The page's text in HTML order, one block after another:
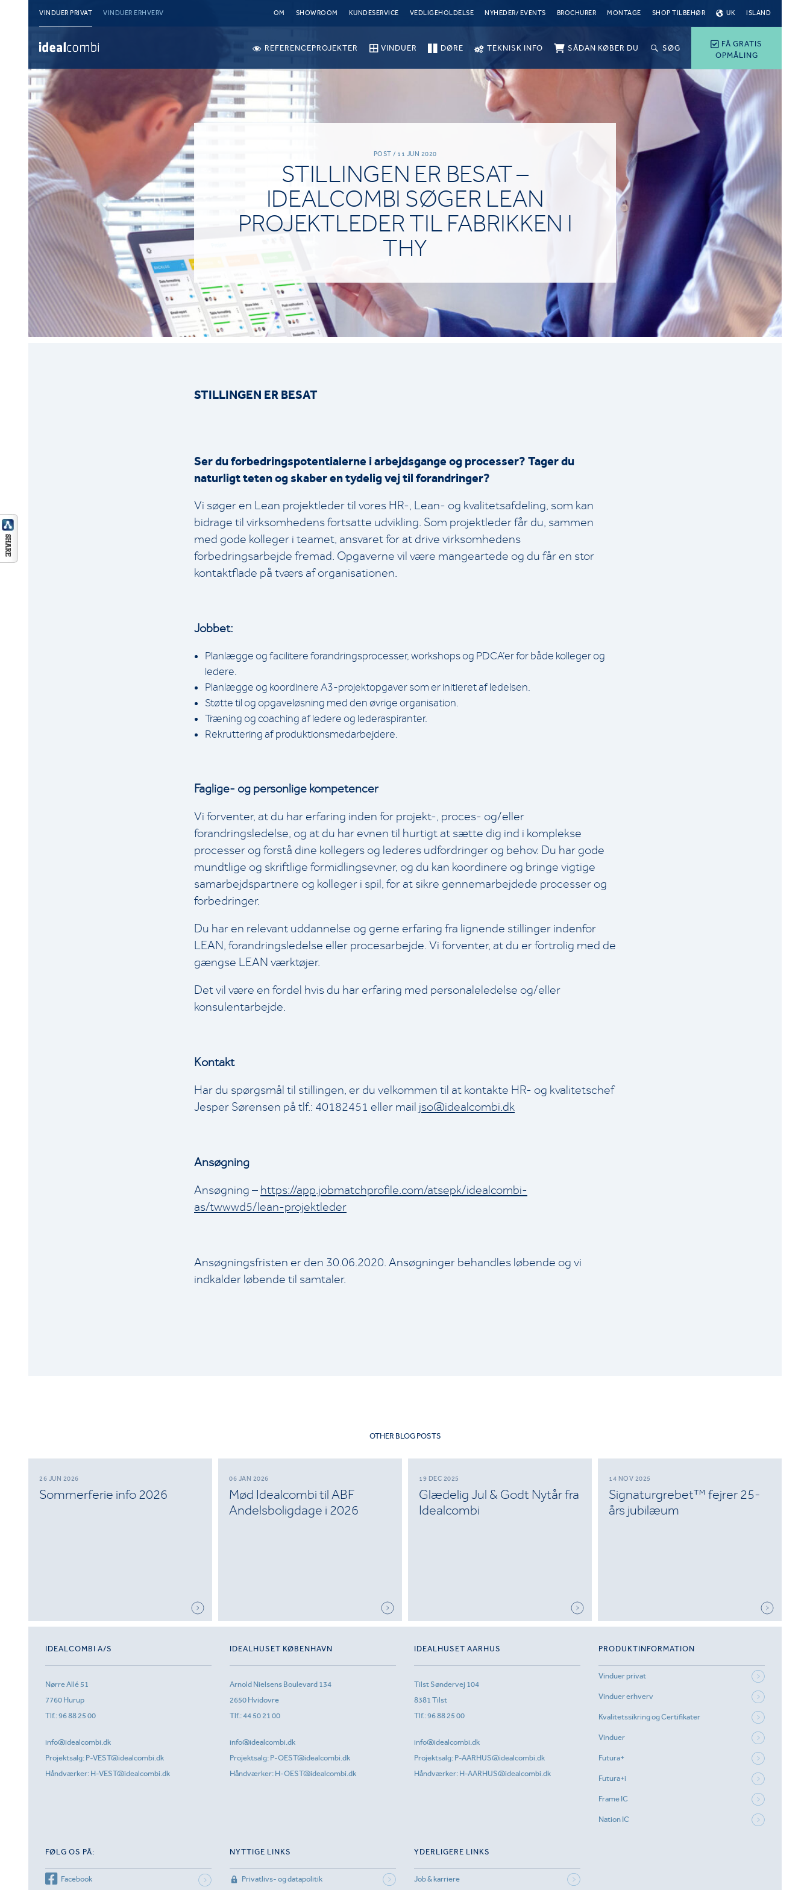
VINDUER PRIVAT VINDUER ERHVERV OM SHOWROOM KUNDESERVICE VEDLIGEHOLDELSE NYHEDER/ EVENTS BROCHURER MONTAGE SHOP TILBEHØR UK ISLAND
FÅ GRATIS
OPMÅLING
REFERENCEPROJEKTER VINDUER DØRE TEKNISK INFO SÅDAN KØBER DU SØG
POST / 11 JUN 2020
STILLINGEN ER BESAT –
IDEALCOMBI SØGER LEAN
PROJEKTLEDER TIL FABRIKKEN I
THY
STILLINGEN ER BESAT
Ser du forbedringspotentialerne i arbejdsgange og processer? Tager du
naturligt teten og skaber en tydelig vej til forandringer?
Vi søger en Lean projektleder til vores HR-, Lean- og kvalitetsafdeling, som kan
bidrage til virksomhedens fortsatte udvikling. Som projektleder får du, sammen
med gode kolleger i teamet, ansvaret for at drive virksomhedens
forbedringsarbejde fremad. Opgaverne vil være mangeartede og du får en stor
kontaktflade på tværs af organisationen.
Jobbet:
Planlægge og facilitere forandringsprocesser, workshops og PDCA’er for både kolleger og
ledere.
Planlægge og koordinere A3-projektopgaver som er initieret af ledelsen.
Støtte til og opgaveløsning med den øvrige organisation.
Træning og coaching af ledere og lederaspiranter.
Rekruttering af produktionsmedarbejdere.
Faglige- og personlige kompetencer
Vi forventer, at du har erfaring inden for projekt-, proces- og/eller
forandringsledelse, og at du har evnen til hurtigt at sætte dig ind i komplekse
processer og forstå dine kollegers og lederes udfordringer og behov. Du har gode
mundtlige og skriftlige formidlingsevner, og du kan koordinere og bringe vigtige
samarbejdspartnere og kolleger i spil, for at sikre gennemarbejdede processer og
forbedringer.
Du har en relevant uddannelse og gerne erfaring fra lignende stillinger indenfor
LEAN, forandringsledelse eller procesarbejde. Vi forventer, at du er fortrolig med de
gængse LEAN værktøjer.
Det vil være en fordel hvis du har erfaring med personaleledelse og/eller
konsulentarbejde.
Kontakt
Har du spørgsmål til stillingen, er du velkommen til at kontakte HR- og kvalitetschef
Jesper Sørensen på tlf.: 40182451 eller mail jso@idealcombi.dk
Ansøgning
Ansøgning – https://app.jobmatchprofile.com/atsepk/idealcombi-
as/twwwd5/lean-projektleder
Ansøgningsfristen er den 30.06.2020. Ansøgninger behandles løbende og vi
indkalder løbende til samtaler.
OTHER BLOG POSTS
26 JUN 2026
Sommerferie info 2026
06 JAN 2026
Mød Idealcombi til ABF
Andelsboligdage i 2026
19 DEC 2025
Glædelig Jul & Godt Nytår fra
Idealcombi
14 NOV 2025
Signaturgrebet™ fejrer 25-
års jubilæum
IDEALCOMBI A/S
Nørre Allé 51
7760 Hurup
Tlf.:96 88 25 00
info@idealcombi.dk
Projektsalg: P-VEST@idealcombi.dk
Håndværker: H-VEST@idealcombi.dk
IDEALHUSET KØBENHAVN
Arnold Nielsens Boulevard 134
2650 Hvidovre
Tlf.:44 50 21 00
info@idealcombi.dk
Projektsalg: P-OEST@idealcombi.dk
Håndværker: H-OEST@idealcombi.dk
IDEALHUSET AARHUS
Tilst Søndervej 104
8381 Tilst
Tlf.:96 88 25 00
info@idealcombi.dk
Projektsalg: P-AARHUS@idealcombi.dk
Håndværker: H-AARHUS@idealcombi.dk
PRODUKTINFORMATION
Vinduer privat
Vinduer erhverv
Kvalitetssikring og Certifikater
Vinduer
Futura+
Futura+i
Frame IC
Nation IC
FØLG OS PÅ:
Facebook
NYTTIGE LINKS
Privatlivs- og datapolitik
YDERLIGERE LINKS
Job & karriere